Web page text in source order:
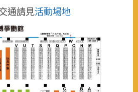
通請見活動場地